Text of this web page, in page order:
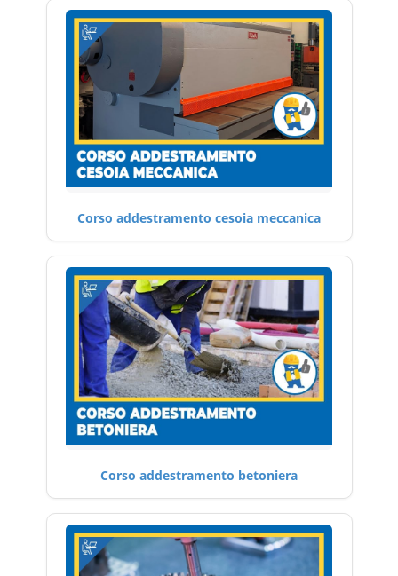
Corso addestramento cesoia meccanica
Corso addestramento betoniera